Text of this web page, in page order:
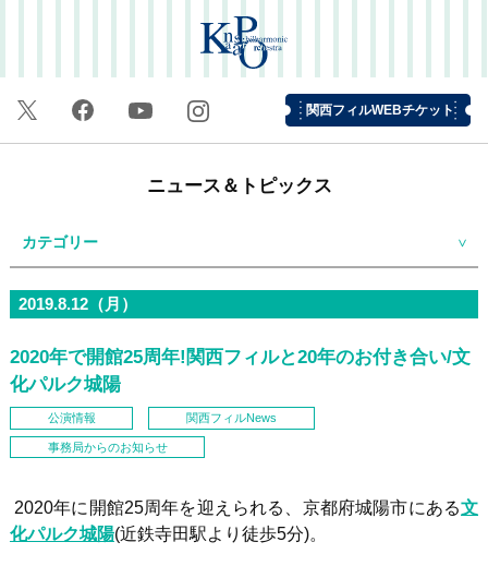
関西フィルWEBチケット
ニュース＆トピックス
カテゴリー
2019.8.12（月）
2020年で開館25周年!関西フィルと20年のお付き合い/文
化パルク城陽
公演情報 関西フィルNews
事務局からのお知らせ
2020年に開館25周年を迎えられる、京都府城陽市にある文
化パルク城陽(近鉄寺田駅より徒歩5分)。